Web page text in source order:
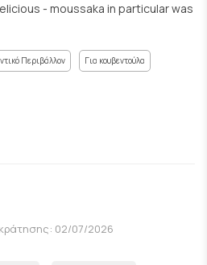
- moussaka in particular was
Περιβάλλον Για κουβεντούλα
02/07/2026